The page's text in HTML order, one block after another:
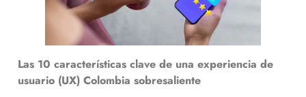
Las 10 características clave de una experiencia de
usuario (UX) Colombia sobresaliente